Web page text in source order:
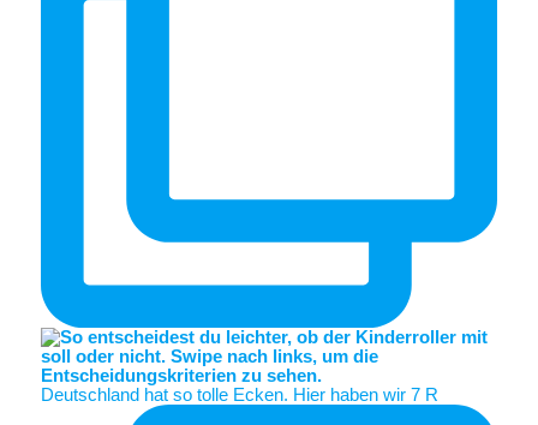
Deutschland hat so tolle Ecken. Hier haben wir 7 R